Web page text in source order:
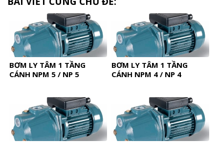
BƠM LY TÂM 1 TẦNG
CÁNH NPM 5 / NP 5
BƠM LY TÂM 1 TẦNG
CÁNH NPM 4 / NP 4